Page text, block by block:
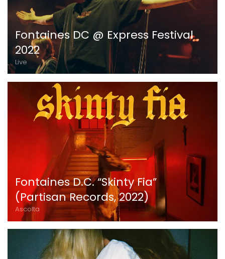
Fontaines DC @ Express Festival
2022
Live
Fontaines D.C. “Skinty Fia”
(Partisan Records, 2022)
Ascolta